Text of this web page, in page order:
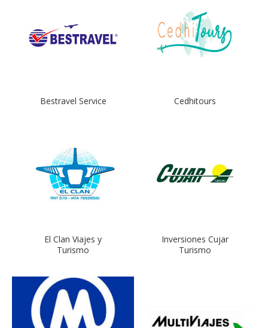
Bestravel Service Cedhitours
El Clan Viajes y
Turismo
Inversiones Cujar
Turismo